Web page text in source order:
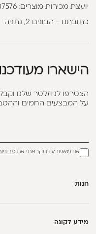
יועצת מכירות מוצרים:
כתובתנו - הבונים 2, נתניה
הישארו
הצטרפו לניוזלטר שלנו
על המבצעים החמים
אני מאשר/ת שקראתי את
חנות
מידע לקונה